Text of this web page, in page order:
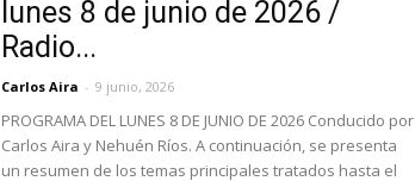
lunes 8 de junio de 2026 /
Radio...
Carlos Aira - 9 junio, 2026
PROGRAMA DEL LUNES 8 DE JUNIO DE 2026 Conducido por
Carlos Aira y Nehuén Ríos. A continuación, se presenta
un resumen de los temas principales tratados hasta el